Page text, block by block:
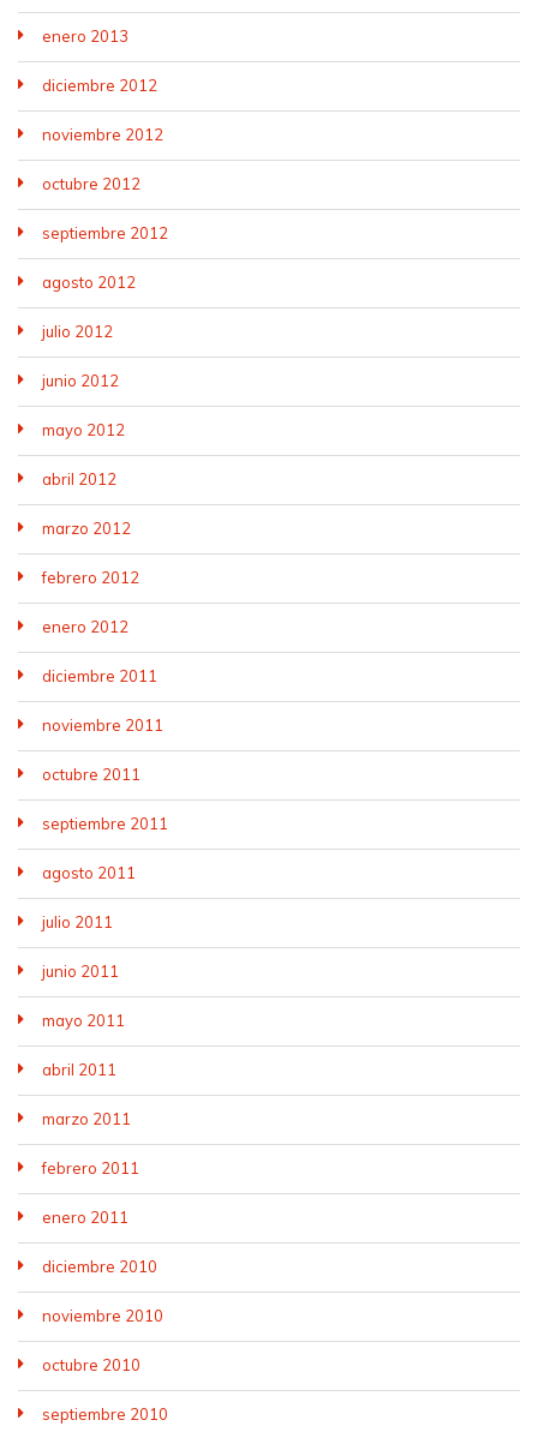
enero 2013
diciembre 2012
noviembre 2012
octubre 2012
septiembre 2012
agosto 2012
julio 2012
junio 2012
mayo 2012
abril 2012
marzo 2012
febrero 2012
enero 2012
diciembre 2011
noviembre 2011
octubre 2011
septiembre 2011
agosto 2011
julio 2011
junio 2011
mayo 2011
abril 2011
marzo 2011
febrero 2011
enero 2011
diciembre 2010
noviembre 2010
octubre 2010
septiembre 2010